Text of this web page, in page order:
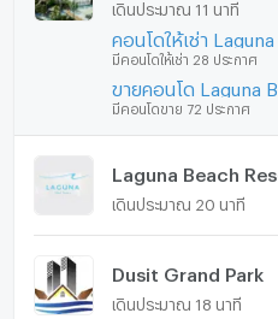
เดินประมาณ 11 นาที
มีคอนโดให้เช่า 28 ประกาศ
มีคอนโดขาย 72 ประกาศ
Laguna Beach
เดินประมาณ 20 นาที
Dusit Grand Park
เดินประมาณ 18 นาที